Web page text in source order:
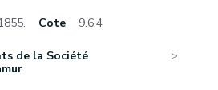
Cote 9.6.4
de la Société